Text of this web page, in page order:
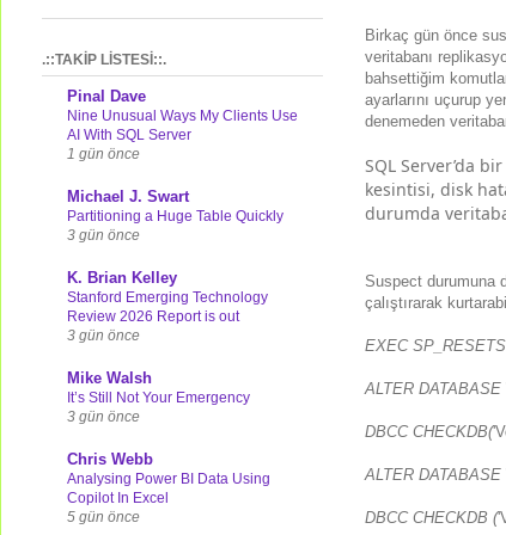
Birkaç gün önce
veritabanı
bahsettiğim
ayarlarını uçurup
denemeden
SQL Server’da
kesintisi, disk
durumda
Suspect durumuna
çalıştırarak
EXEC
ALTER DATABASE
DBCC CHECKDB(
ALTER DATABASE
DBCC CHECKDB (
.::TAKİP LİSTESİ::.
Pinal Dave
Nine Unusual Ways My Clients Use
AI With SQL Server
1 gün önce
Michael J. Swart
Partitioning a Huge Table Quickly
3 gün önce
K. Brian Kelley
Stanford Emerging Technology
Review 2026 Report is out
3 gün önce
Mike Walsh
It’s Still Not Your Emergency
3 gün önce
Chris Webb
Analysing Power BI Data Using
Copilot In Excel
5 gün önce